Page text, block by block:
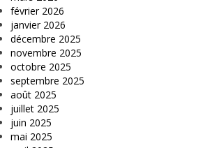
février 2026
janvier 2026
décembre 2025
novembre 2025
octobre 2025
septembre 2025
août 2025
juillet 2025
juin 2025
mai 2025